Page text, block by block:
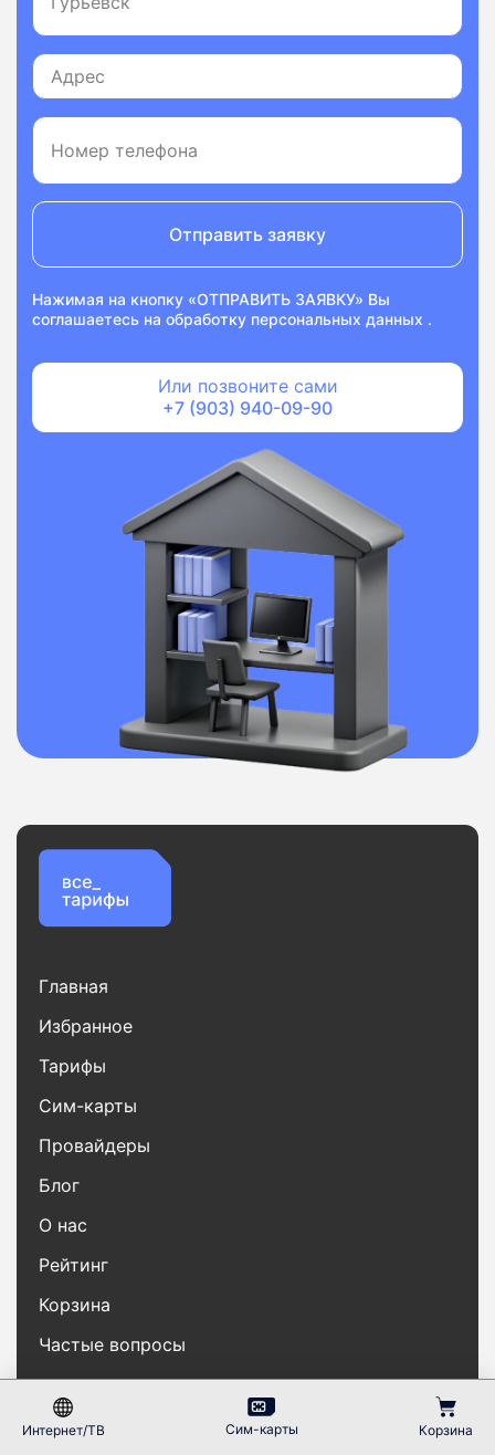
Отправить заявку
Нажимая на кнопку «ОТПРАВИТЬ ЗАЯВКУ» Вы
соглашаетесь на обработку персональных данных .
Или позвоните сами
+7 (903) 940-09-90
Интернет/ТВ Сим-карты Корзина
Главная
Избранное
Тарифы
Сим-карты
Провайдеры
Блог
О нас
Рейтинг
Корзина
Частые вопросы
Контакты
Карта сайта